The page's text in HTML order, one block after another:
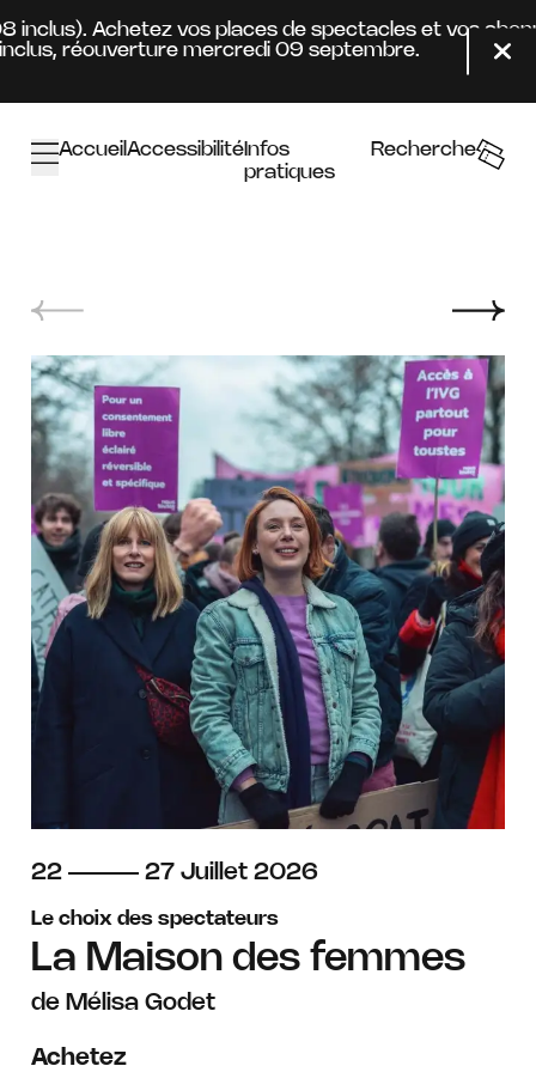
Achetez vos places de spectacles et vos
réouverture mercredi 09 septembre.
AccueilAccessibilitéInfos
pratiques
Recherche
du
22 au
27 juillet
Juillet 2026
Le choix des spectateurs
La Maison des femmes
de Mélisa Godet
Achetez